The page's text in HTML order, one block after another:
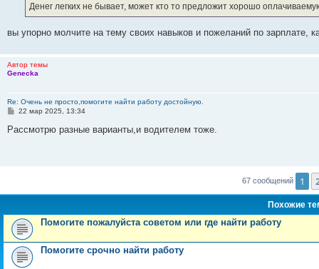
е
Денег легких не бывает, может кто то предложит хорошо
вы упорно молчите на тему своих навыков и пожеланий по зарплате,
Автор темы
Genecka
Re: Очень не просто,помогите найти работу достойную.
С
о
22 мар 2025, 13:34
Рассмотрю разные варианты,и водителем тоже.
67 сообщений 1
Похожие
Помогите пожалуйста советом или где найти работу
Помогите срочно найти работу